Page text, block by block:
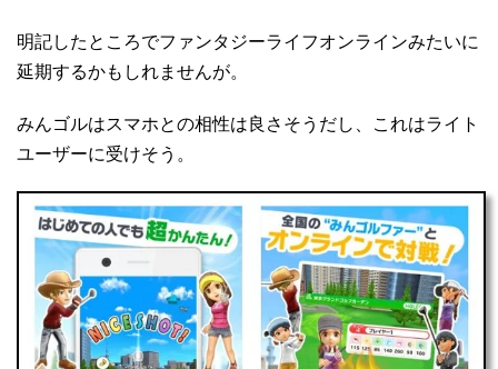
明記したところでファンタジーライフオンラインみたいに
延期するかもしれませんが。
みんゴルはスマホとの相性は良さそうだし、これはライト
ユーザーに受けそう。